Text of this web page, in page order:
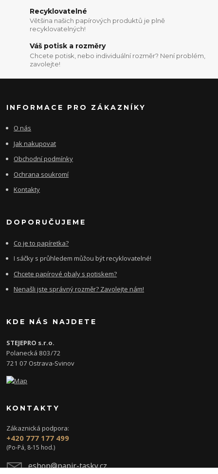
Recyklovatelné
Většina našich papírových produktů je plně
recyklovatelných!
Váš potisk a rozměry
Chcete potisk, nebo individuální rozměr? Není problém,
zavolejte!
INFORMACE PRO ZÁKAZNÍKY
O nás
Jak nakupovat
Obchodní podmínky
Ochrana soukromí
Kontakty
DOPORUČUJEME
Co je to papíretka?
I sáčky s průhledem můžou být recyklovatelné!
Chcete papírové obaly s potiskem?
Nenašli jste správný rozměr? Zavolejte nám!
KDE NÁS NAJDETE
STEJEPRO s.r.o.
Polanecká 803/72
721 07 Ostrava-Svinov
KONTAKTY
Zákaznická podpora:
+420 777 177 499
(Po-Pá, 8-15 hod.)
eshop@papir-tasky.cz